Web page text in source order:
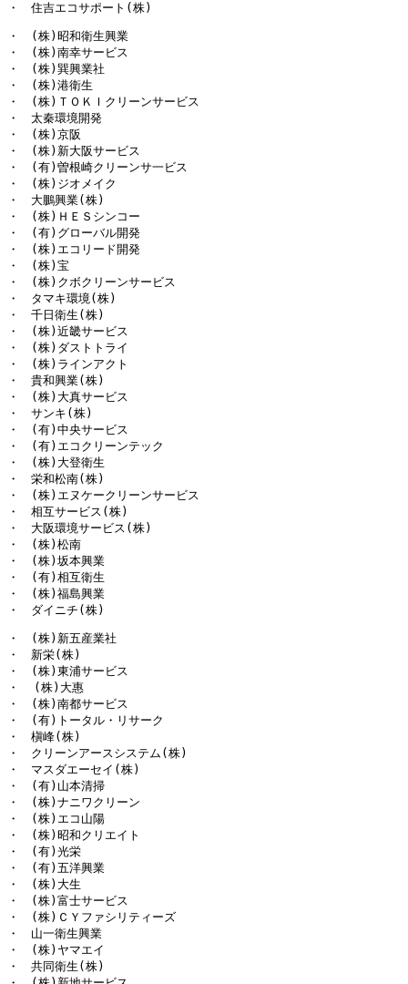
・　住吉エコサポート(株)
・　(株)昭和衛生興業
・　(株)南幸サービス
・　(株)巽興業社
・　(株)港衛生
・　(株)ＴＯＫＩクリーンサービス
・　太秦環境開発
・　(株)京阪
・　(株)新大阪サービス
・　(有)曽根崎クリーンサ一ビス
・　(株)ジオメイク
・　大鵬興業(株)
・　(株)ＨＥＳシンコー
・　(有)グローバル開発
・　(株)エコリード開発
・　(株)宝
・　(株)クボクリーンサービス
・　タマキ環境(株)
・　千日衛生(株)
・　(株)近畿サービス
・　(株)ダストトライ
・　(株)ラインアクト
・　貴和興業(株)
・　(株)大真サービス
・　サンキ(株)
・　(有)中央サービス
・　(有)エコクリーンテック
・　(株)大登衛生
・　栄和松南(株)
・　(株)エヌケークリーンサービス
・　相互サービス(株)
・　大阪環境サービス(株)
・　(株)松南
・　(株)坂本興業
・　(有)相互衛生
・　(株)福島興業
・　ダイニチ(株)
・　(株)新五産業社
・　新栄(株)
・　(株)東浦サービス
・  (株)大惠
・　(株)南都サービス
・　(有)トータル・リサーク
・　槇峰(株)
・　クリーンアースシステム(株)
・　マスダエーセイ(株)
・　(有)山本清掃
・　(株)ナニワクリーン
・　(株)エコ山陽
・　(株)昭和クリエイト
・　(有)光栄
・　(有)五洋興業
・　(株)大生
・　(株)富士サービス
・　(株)ＣＹファシリティーズ
・　山一衛生興業
・　(株)ヤマエイ
・　共同衛生(株)